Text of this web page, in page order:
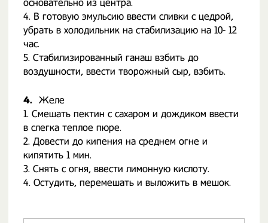
основательно из центра.
4. В готовую эмульсию ввести сливки с цедрой,
убрать в холодильник на стабилизацию на 10- 12
час.
5. Стабилизированный ганаш взбить до
воздушности, ввести творожный сыр, взбить.
4. Желе
1. Смешать пектин с сахаром и дождиком ввести
в слегка теплое пюре.
2. Довести до кипения на среднем огне и
кипятить 1 мин.
3. Снять с огня, ввести лимонную кислоту.
4. Остудить, перемешать и выложить в мешок.